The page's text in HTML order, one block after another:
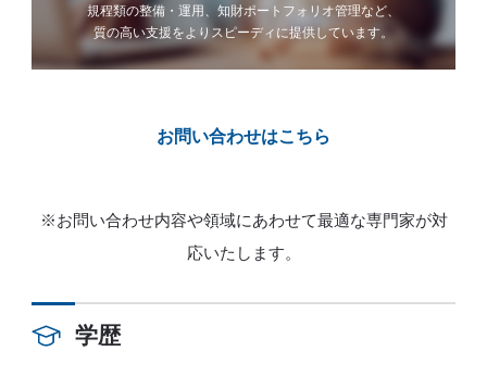
規程類の整備・運用、知財ポートフォリオ管理など、
質の高い支援をよりスピーディに提供しています。
お問い合わせはこちら
※お問い合わせ内容や領域にあわせて最適な専門家が対
応いたします。
学歴